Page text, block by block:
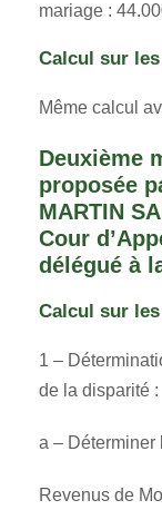
mariage :
Calcul sur
Même calcul
Deuxième
proposée
MARTIN
Cour
délégué à
Calcul sur
1 –
de la disparité :
a – Déterminer
Revenus de